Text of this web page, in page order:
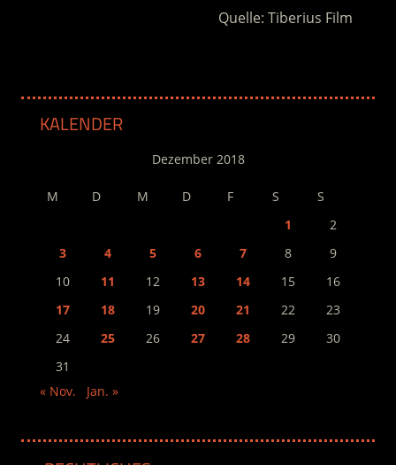
Quelle: Tiberius Film
KALENDER
Dezember 2018
M D M D F S
S
1
2
3
4 5 6 7 8
9
10
11 12 13 14 15
16
17
18 19 20 21 22
23
24
25 26 27 28 29
30
31
« Nov.
Jan. »